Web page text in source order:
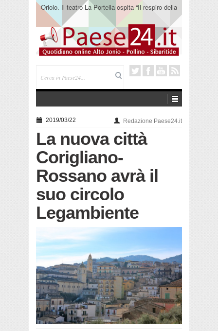
Oriolo. Il teatro La Portella ospita “Il respiro della
terra” del collettivo 365
2019/03/22 Redazione Paese24.it
La nuova città
Corigliano-
Rossano avrà il
suo circolo
Legambiente